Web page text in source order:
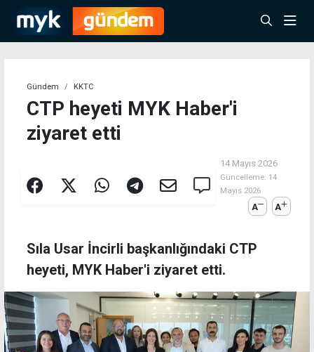
Gündem KKTC
CTP heyeti MYK Haber'i
ziyaret etti
14 Mayıs 2026
Güncelleme: 14
Mayıs 2026
A A
Sıla Usar İncirli başkanlığındaki CTP
heyeti, MYK Haber'i ziyaret etti.